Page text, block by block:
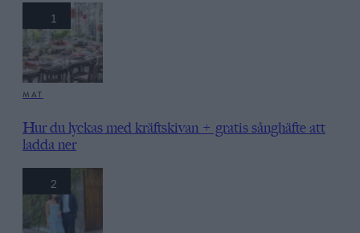
1
MAT
Hur du lyckas med kräftskivan + gratis sånghäfte att
ladda ner
2